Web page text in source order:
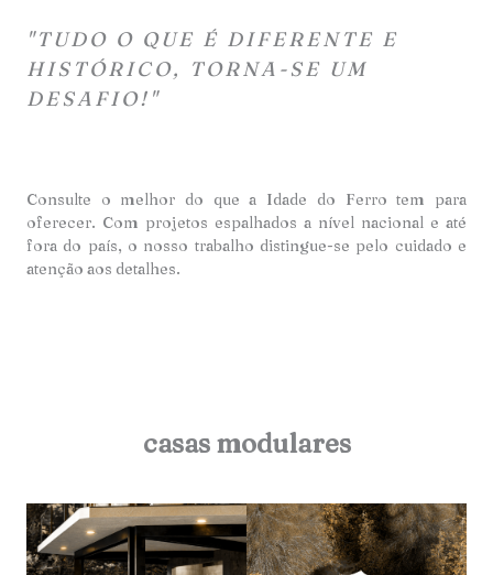
Consulte o melhor do que a Idade do Ferro tem para
oferecer. Com projetos espalhados a nível nacional e até
fora do país, o nosso trabalho distingue-se pelo cuidado e
atenção aos detalhes.
"TUDO O QUE É DIFERENTE E
HISTÓRICO, TORNA-SE UM
DESAFIO!"
casas modulares